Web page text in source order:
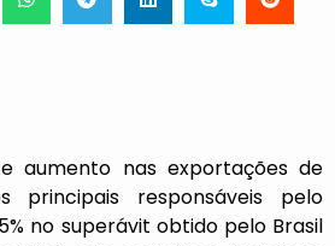
aumento nas exportações de
principais responsáveis pelo
no superávit obtido pelo Brasil